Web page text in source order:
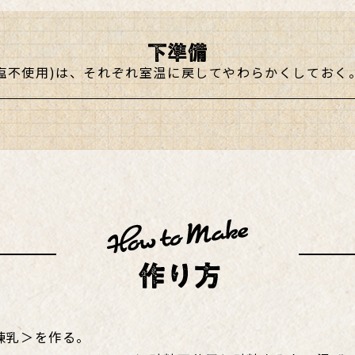
使用)は、それぞれ室温に戻してやわらかくしておく
＞を作る。